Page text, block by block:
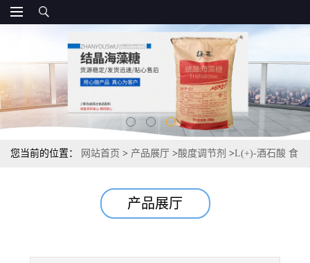
您当前的位置： 网站首页 > 产品展厅 >酸度调节剂 >L(+)-酒石酸 食
产品展厅